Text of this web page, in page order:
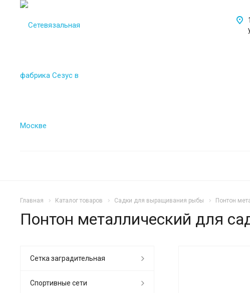
Главная Каталог товаров Садки для выращивания рыбы Понтон
Понтон металлический для
Сетка заградительная
Спортивные сети